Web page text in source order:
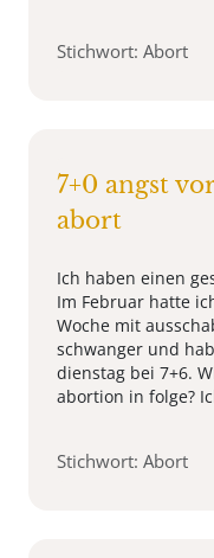
Stichwort: Abort
7+0 angst
abort
Ich haben einen
Im Februar hatte
Woche mit
schwanger und
dienstag bei 7+6.
abortion in folge?
Stichwort: Abort